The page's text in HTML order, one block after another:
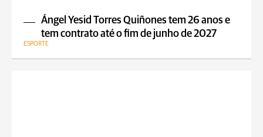
Ángel Yesid Torres Quiñones tem 26 anos e
tem contrato até o fim de junho de 2027
ESPORTE